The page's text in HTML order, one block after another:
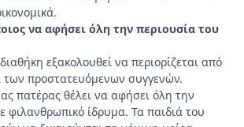
να αφήσει όλη την περιουσία του
εξακολουθεί να περιορίζεται από
των προστατευόμενων συγγενών.
πατέρας θέλει να αφήσει όλη την
φιλανθρωπικό ίδρυμα. Τα παιδιά του